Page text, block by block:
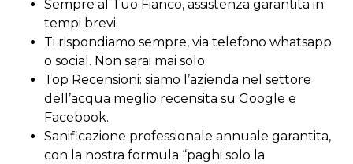
Sempre al Tuo Fianco, assistenza garantita in
tempi brevi.
Ti rispondiamo sempre, via telefono whatsapp
o social. Non sarai mai solo.
Top Recensioni: siamo l’azienda nel settore
dell’acqua meglio recensita su Google e
Facebook.
Sanificazione professionale annuale garantita,
con la nostra formula “paghi solo la